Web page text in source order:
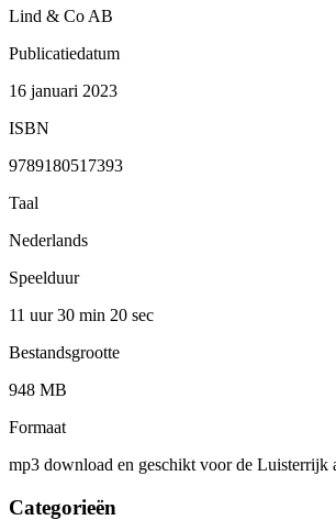
Lind & Co AB
Publicatiedatum
16 januari 2023
ISBN
9789180517393
Taal
Nederlands
Speelduur
11 uur 30 min 20 sec
Bestandsgrootte
948 MB
Formaat
mp3 download en geschikt voor de Luisterrijk
Categorieën